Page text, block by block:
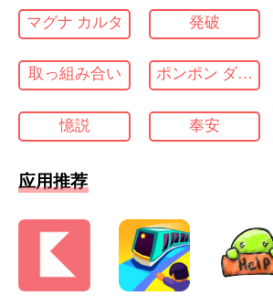
マグナ カルタ 発破
取っ組み合い ポンポン ダリア
憶説 奉安
应用推荐